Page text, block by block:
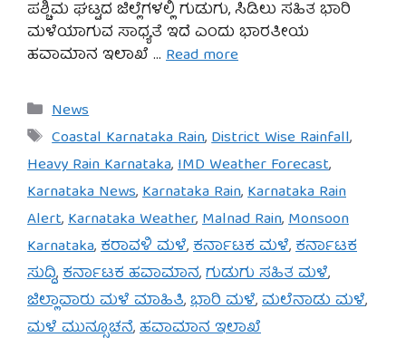
ಪಶ್ಚಿಮ ಘಟ್ಟದ ಜಿಲ್ಲೆಗಳಲ್ಲಿ ಗುಡುಗು, ಸಿಡಿಲು ಸಹಿತ ಭಾರಿ
ಮಳೆಯಾಗುವ ಸಾಧ್ಯತೆ ಇದೆ ಎಂದು ಭಾರತೀಯ
ಹವಾಮಾನ ಇಲಾಖೆ … Read more
Categories
News
Tags
Coastal Karnataka Rain,District Wise Rainfall,
Heavy Rain Karnataka,IMD Weather Forecast,
Karnataka News,Karnataka Rain,Karnataka Rain
Alert,Karnataka Weather,Malnad Rain,Monsoon
Karnataka,ಕರಾವಳಿ ಮಳೆ,ಕರ್ನಾಟಕ ಮಳೆ,ಕರ್ನಾಟಕ
ಸುದ್ದಿ,ಕರ್ನಾಟಕ ಹವಾಮಾನ,ಗುಡುಗು ಸಹಿತ ಮಳೆ,
ಜಿಲ್ಲಾವಾರು ಮಳೆ ಮಾಹಿತಿ,ಭಾರಿ ಮಳೆ,ಮಲೆನಾಡು ಮಳೆ,
ಮಳೆ ಮುನ್ಸೂಚನೆ,ಹವಾಮಾನ ಇಲಾಖೆ